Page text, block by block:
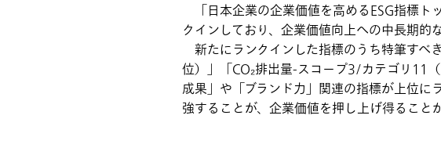
「日本企業の企業価値を高めるESG指標ト
クインしており、企業価値向上への中長期的
新たにランクインした指標のうち特筆すべ
位）」「CO₂排出量-スコープ3/カテゴリ11
成果」や「ブランド力」関連の指標が上位
強することが、企業価値を押し上げ得ること